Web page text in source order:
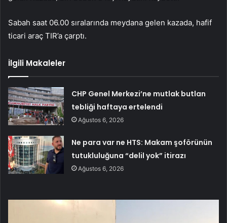
Sabah saat 06.00 sıralarında meydana gelen kazada, hafif
ticari araç TIR’a çarptı.
İlgili Makaleler
CHP Genel Merkezi’ne mutlak butlan
tebliği haftaya ertelendi
Ağustos 6, 2026
Ne para var ne HTS: Makam şoförünün
tutukluluğuna “delil yok” itirazı
Ağustos 6, 2026